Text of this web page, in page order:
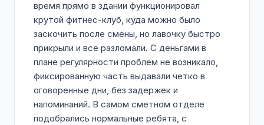
время прямо в здании функционировал
крутой фитнес-клуб, куда можно было
заскочить после смены, но лавочку быстро
прикрыли и все разломали. С деньгами в
плане регулярности проблем не возникало,
фиксированную часть выдавали четко в
оговоренные дни, без задержек и
напоминаний. В самом сметном отделе
подобрались нормальные ребята, с